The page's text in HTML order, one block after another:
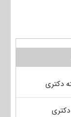
دکتری